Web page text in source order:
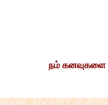
நம் கனவுகளை